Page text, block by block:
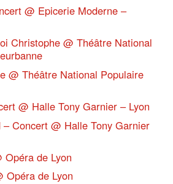
@ Epicerie Moderne –
Christophe @ Théâtre National
@ Théâtre National Populaire
@ Halle Tony Garnier – Lyon
Concert @ Halle Tony Garnier
Opéra de Lyon
Opéra de Lyon